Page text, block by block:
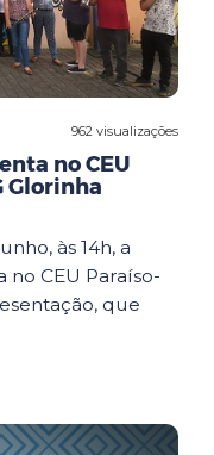
962 visualizações
no CEU
Glorinha
às 14h, a
no CEU Paraíso-
que